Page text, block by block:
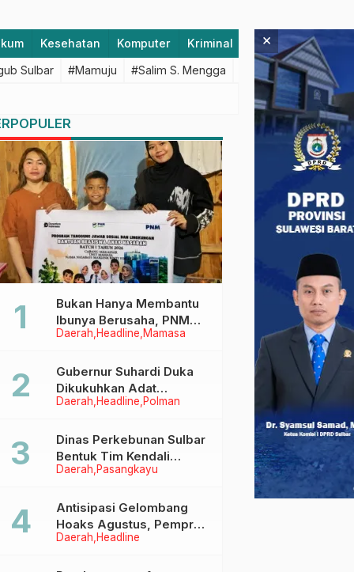
Kesehatan Komputer Kriminal Lifestyle
Sulbar #Mamuju #Salim S. Mengga #featured #Polda
Daerah Headline Mamasa
Bukan Hanya Membantu
Ibunya Berusaha, PNM
Juga Menjaga Mimpi
Menggapai Cita-Cita
Daerah Headline Polman
Gubernur Suhardi Duka
Dikukuhkan Adat
Balanipa, Raih Gelar Sulo
Daerah Pasangkayu
Dinas Perkebunan Sulbar
Bentuk Tim Kendali
Internal ICS untuk Dukung
di Pasangkayu
Daerah Headline
Antisipasi Gelombang
Hoaks Agustus, Pemprov
Sulbar Ajak Warga Jaga
×